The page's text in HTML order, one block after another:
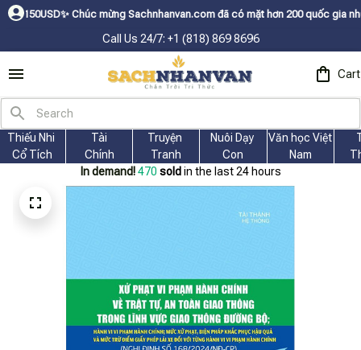
✨ Chúc mừng Sachnhanvan.com đã có mặt hơn 200 quốc gia như Mỹ,
Call Us 24/7: +1 (818) 869 8696
Cart
Thiếu Nhi
Cổ Tích
Tài
Chính
Truyện
Tranh
Nuôi Dạy
Con
Văn học Việt
Nam
In demand! 470 sold in the last 24 hours